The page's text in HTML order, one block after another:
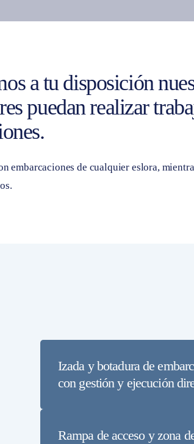
a tu disposición
puedan realizar
embarcaciones de cualquier eslora,
Izada y botadura de
con gestión y ejecución
Rampa de acceso y zona